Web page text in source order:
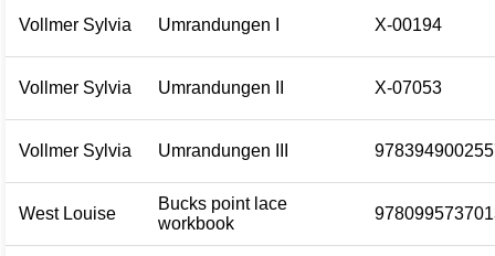
Vollmer Sylvia Umrandungen I X-00194
Vollmer Sylvia Umrandungen II X-07053
Vollmer Sylvia Umrandungen III
West Louise
Bucks point lace
workbook